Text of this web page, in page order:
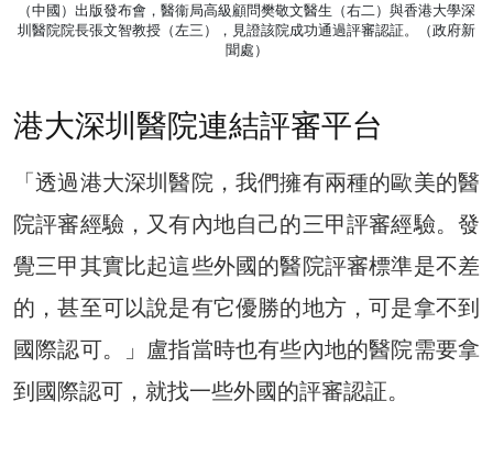
（中國）出版發布會，醫衞局高級顧問樊敬文醫生（右二）與香港大學深
圳醫院院長張文智教授（左三），見證該院成功通過評審認証。（政府新
聞處）
港大深圳醫院連結評審平台
「透過港大深圳醫院，我們擁有兩種的歐美的醫
院評審經驗，又有內地自己的三甲評審經驗。發
覺三甲其實比起這些外國的醫院評審標準是不差
的，甚至可以說是有它優勝的地方，可是拿不到
國際認可。」盧指當時也有些內地的醫院需要拿
到國際認可，就找一些外國的評審認証。